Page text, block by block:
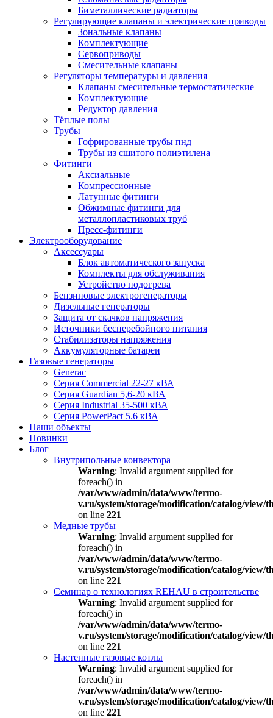
Биметаллические радиаторы
Регулирующие клапаны и электрические приводы
Зональные клапаны
Комплектующие
Сервоприводы
Смесительные клапаны
Регуляторы температуры и давления
Клапаны смесительные термостатические
Комплектующие
Редуктор давления
Тёплые полы
Трубы
Гофрированные трубы пнд
Трубы из сшитого полиэтилена
Фитинги
Аксиальные
Компрессионные
Латунные фитинги
Обжимные фитинги для
металлопластиковых труб
Пресс-фитинги
Электрооборудование
Аксессуары
Блок автоматического запуска
Комплекты для обслуживания
Устройство подогрева
Бензиновые электрогенераторы
Дизельные генераторы
Защита от скачков напряжения
Источники бесперебойного питания
Стабилизаторы напряжения
Аккумуляторные батареи
Газовые генераторы
Generac
Серия Commercial 22-27 кВА
Серия Guardian 5,6-20 кВА
Серия Industrial 35-500 кВА
Серия PowerPact 5.6 кВА
Наши объекты
Новинки
Блог
Внутрипольные конвектора
Warning: Invalid argument supplied for
foreach() in
/var/www/admin/data/www/termo-
v.ru/system/storage/modification/catalog/view/
on line 221
Медные трубы
Warning: Invalid argument supplied for
foreach() in
/var/www/admin/data/www/termo-
v.ru/system/storage/modification/catalog/view/
on line 221
Семинар о технологиях REHAU в строительстве
Warning: Invalid argument supplied for
foreach() in
/var/www/admin/data/www/termo-
v.ru/system/storage/modification/catalog/view/
on line 221
Настенные газовые котлы
Warning: Invalid argument supplied for
foreach() in
/var/www/admin/data/www/termo-
v.ru/system/storage/modification/catalog/view/
on line 221